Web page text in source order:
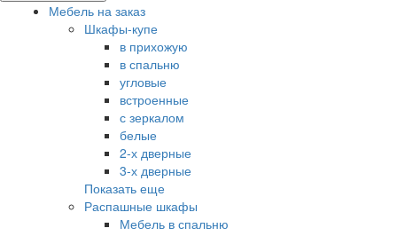
Мебель на заказ
Шкафы-купе
в прихожую
в спальню
угловые
встроенные
с зеркалом
белые
2-х дверные
3-х дверные
Показать еще
Распашные шкафы
Мебель в спальню